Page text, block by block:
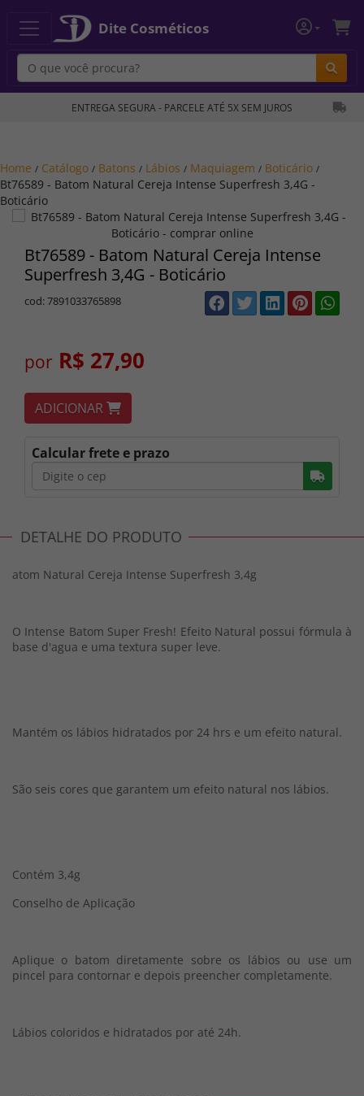
Dite Cosméticos
ENTREGA SEGURA - PARCELE ATÉ 5X SEM JUROS
Home / Catálogo / Batons / Lábios / Maquiagem / Boticário /
Bt76589 - Batom Natural Cereja Intense Superfresh 3,4G -
Boticário
Bt76589 - Batom Natural Cereja Intense
Superfresh 3,4G - Boticário
cod: 7891033765898
por R$ 27,90
ADICIONAR
Calcular frete e prazo
DETALHE DO PRODUTO
atom Natural Cereja Intense Superfresh 3,4g
O Intense Batom Super Fresh! Efeito Natural possui fórmula à
base d'agua e uma textura super leve.
Mantém os lábios hidratados por 24 hrs e um efeito natural.
São seis cores que garantem um efeito natural nos lábios.
Contém 3,4g
Conselho de Aplicação
Aplique o batom diretamente sobre os lábios ou use um
pincel para contornar e depois preencher completamente.
Lábios coloridos e hidratados por até 24h.